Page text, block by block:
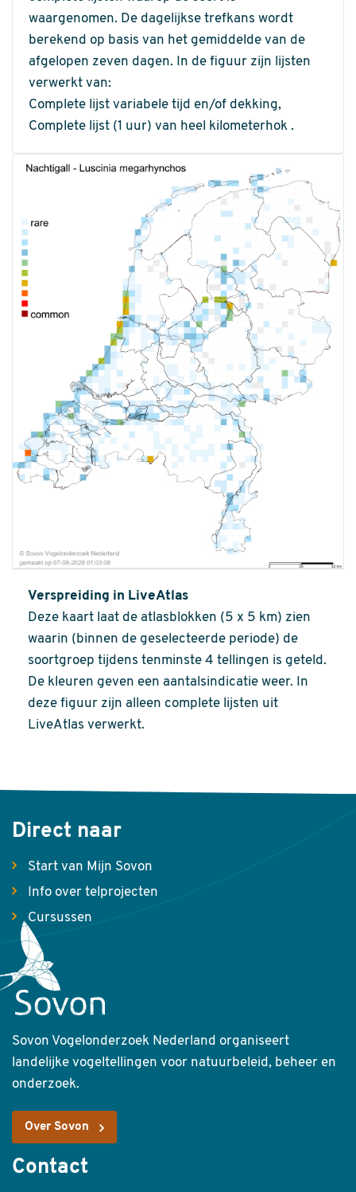
waargenomen. De dagelijkse trefkans wordt
berekend op basis van het gemiddelde van de
afgelopen zeven dagen. In de figuur zijn lijsten
verwerkt van:
Complete lijst variabele tijd en/of dekking,
Complete lijst (1 uur) van heel kilometerhok .
Verspreiding in LiveAtlas
Deze kaart laat de atlasblokken (5 x 5 km) zien
waarin (binnen de geselecteerde periode) de
soortgroep tijdens tenminste 4 tellingen is geteld.
De kleuren geven een aantalsindicatie weer. In
deze figuur zijn alleen complete lijsten uit
LiveAtlas verwerkt.
Direct naar
Start van Mijn Sovon
Info over telprojecten
Cursussen
Sovon Vogelonderzoek Nederland organiseert
landelijke vogeltellingen voor natuurbeleid, beheer en
onderzoek.
Over Sovon
Contact